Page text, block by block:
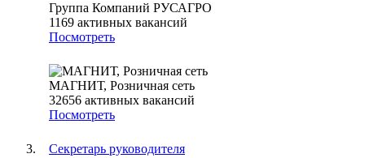
Группа Компаний РУСАГРО
1169 активных вакансий
Посмотреть
МАГНИТ, Розничная сеть
32656 активных вакансий
Посмотреть
Секретарь руководителя